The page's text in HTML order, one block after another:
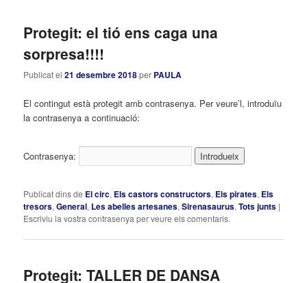
Protegit: el tió ens caga una
sorpresa!!!!
Publicat el21 desembre 2018per PAULA
El contingut està protegit amb contrasenya. Per veure’l, introduïu
la contrasenya a continuació:
Contrasenya:
Publicat dins de El circ, Els castors constructors, Els pirates, Els
tresors,General, Les abelles artesanes,Sirenasaurus,Tots junts |
Escriviu la vostra contrasenya per veure els comentaris.
Protegit: TALLER DE DANSA